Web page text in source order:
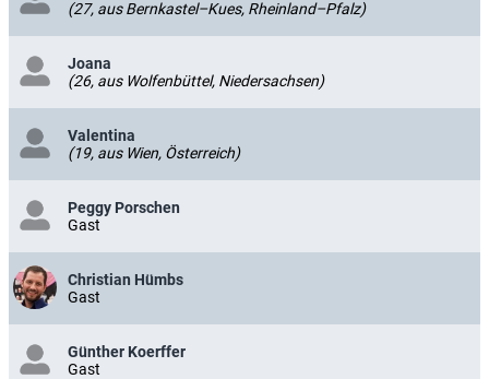
(27, aus Bernkastel–Kues, Rheinland–Pfalz)
Joana
(26, aus Wolfenbüttel, Niedersachsen)
Valentina
(19, aus Wien, Österreich)
Peggy Porschen
Gast
Christian Hümbs
Gast
Günther Koerffer
Gast